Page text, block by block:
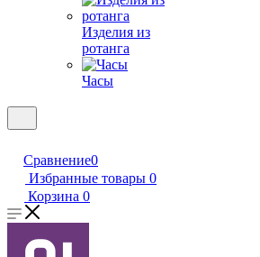
Изделия из
ротанга
Часы
Сравнение0
Избранные товары 0
Корзина 0